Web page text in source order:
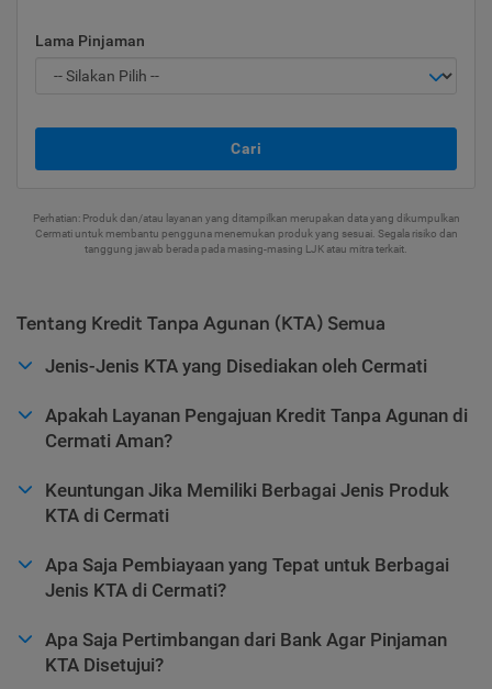
Lama Pinjaman
Cari
Perhatian: Produk dan/atau layanan yang ditampilkan merupakan data yang dikumpulkan
Cermati untuk membantu pengguna menemukan produk yang sesuai. Segala risiko dan
tanggung jawab berada pada masing-masing LJK atau mitra terkait.
Tentang Kredit Tanpa Agunan (KTA) Semua
Jenis-Jenis KTA yang Disediakan oleh Cermati
Apakah Layanan Pengajuan Kredit Tanpa Agunan di
Cermati Aman?
Keuntungan Jika Memiliki Berbagai Jenis Produk
KTA di Cermati
Apa Saja Pembiayaan yang Tepat untuk Berbagai
Jenis KTA di Cermati?
Apa Saja Pertimbangan dari Bank Agar Pinjaman
KTA Disetujui?